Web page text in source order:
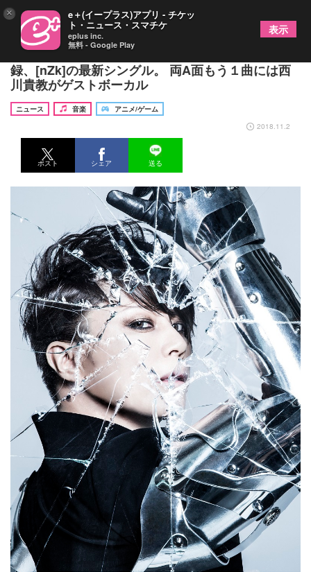
LiSA参加の『機動戦士ガンダムＮＴ』主題歌収
録、[nZk]の最新シングル。 両A面もう１曲には西
川貴教がゲストボーカル
ニュース 音楽
アニメ/ゲーム
2018.11.2
ポスト シェア 送る
× e＋(イープラス)アプリ - チケッ
ト・ニュース・スマチケ
eplus inc.
無料 - Google Play
表示